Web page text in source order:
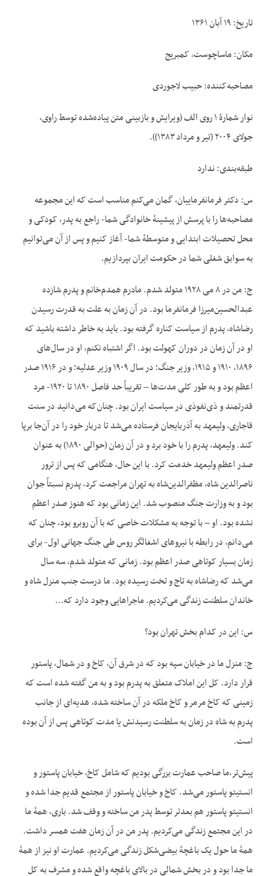
تاریخ: ۱۹ آبان ۱۳۶۱
مکان: ماساچوست، کمبریج
مصاحبه‌کننده: حبیب لاجوردی
نوار شمارهٔ ۱ روی الف (ویرایش و بازبینی متن پیاده‌شده توسط راوی،
جولای ۲۰۰۴ (تیر و مرداد ۱۳۸۳)).
طبقه‌بندی: ندارد
س: دکتر فرمانفرماییان، گمان می‌کنم مناسب است که این مجموعه
مصاحبه‌ها را با پرسش از پیشینهٔ خانوادگی شما- راجع به پدر، کودکی و
محل تحصیلات ابتدایی و متوسطهٔ شما- آغاز کنیم و پس از آن می‌توانیم
به سوابق شغلی شما در حکومت ایران بپردازیم.
ج: من در ۸ می ۱۹۲۸ متولد شدم. مادرم همدم‌خانم و پدرم شازده‌
عبدالحسین‌میرزا فرمانفرما بود. در آن زمان به علت به قدرت رسیدن
رضاشاه، پدرم از سیاست کناره گرفته بود. باید به خاطر داشته باشید که
او در آن زمان در دوران کهولت بود. اگر اشتباه نکنم، او در سال‌های
۱۸۹۶، ۱۹۱۰ و ۱۹۱۵، وزیر جنگ؛ در سال ۱۹۰۹ وزیر عدلیه؛ و در ۱۹۱۶ صدر
اعظم بود و به طور کلی مدت‌ها – تقریباً حد فاصل ۱۸۹۰ تا ۱۹۲۰- مرد
قدرتمند و ذی‌نفوذی در سیاست ایران بود. چنان‌که می‌دانید در سنت
قاجاری، ولیعهد به آذربایجان فرستاده می‌شد تا دربار خود را در آن‌جا برپا
کند. ولیعهد، پدرم را با خود برد و در آن زمان (حوالی ۱۸۹۰) به عنوان
صدر اعظم ولیعهد خدمت کرد. با این حال، هنگامی که پس از ترور
ناصرالدین شاه، مظفرالدین‌شاه به تهران مراجعت کرد، پدرم نسبتاً جوان
بود و به وزارت جنگ منصوب شد. این زمانی بود که هنوز صدر اعظم
نشده بود. او – با توجه به مشکلات خاصی که با آن روبرو بود، چنان که
می‌دانم، در رابطه با نیروهای اشغالگر روس طی جنگ جهانی اول- برای
زمان بسیار کوتاهی صدر اعظم بود. زمانی که متولد شدم، سه سال
می‌شد که رضاشاه به تاج و تخت رسیده بود. ما درست جنب منزل شاه و
خاندان سلطنت زندگی می‌کردیم. ماجراهایی وجود دارد که…
س: این در کدام بخش تهران بود؟
ج: منزل ما در خیابان سپه بود که در شرق آن، کاخ و در شمال، پاستور
قرار دارد. کل این املاک متعلق به پدرم بود و به من گفته شده است که
زمینی که کاخ مرمر و کاخ ملکه در آن ساخته شده، هدیه‌ای از جانب
پدرم به شاه در زمان به سلطنت رسیدنش یا مدت کوتاهی پس از آن بوده
است.
پیش‌تر،‌ما صاحب‌ عمارت بزرگی بودیم که شامل کاخ، خیابان پاستور و
انستیتو پاستور می‌شد. کاخ و خیابان پاستور از مجتمع قدیم جدا شده و
انستیتو پاستور هم بعدتر توسط پدر من ساخته و وقف شد. باری، همهٔ ما
در این مجتمع زندگی می‌کردیم. پدر من در آن زمان هفت همسر داشت.
همهٔ ما حول یک باغچهٔ بیضی‌شکل زندگی می‌کردیم. عمارت او نیز از همهٔ
ما جدا بود و در بخش شمالی در بالای باغچه واقع شده و مشرف به کل